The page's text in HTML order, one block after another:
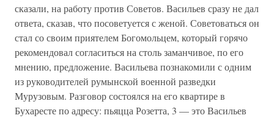
сказали, на работу против Советов. Васильев сразу не дал
ответа, сказав, что посоветуется с женой. Советоваться он
стал со своим приятелем Богомольцем, который горячо
рекомендовал согласиться на столь заманчивое, по его
мнению, предложение. Васильева познакомили с одним
из руководителей румынской военной разведки
Мурузовым. Разговор состоялся на его квартире в
Бухаресте по адресу: пьяцца Розетта, 3 — это Васильев